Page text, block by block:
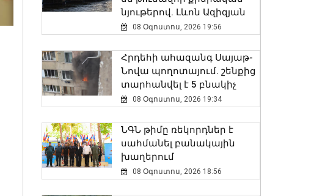
նյութերով. Լևոն Ազիզյան
08 Օգոստոս, 2026 19:56
Հրդեհի ահազանգ Սայաթ-
Նովա պողոտայում. շենքից
տարհանվել է 5 բնակիչ
08 Օգոստոս, 2026 19:34
ՆԳՆ թիմը ռեկորդներ է
սահմանել բանակային
խաղերում
08 Օգոստոս, 2026 18:56